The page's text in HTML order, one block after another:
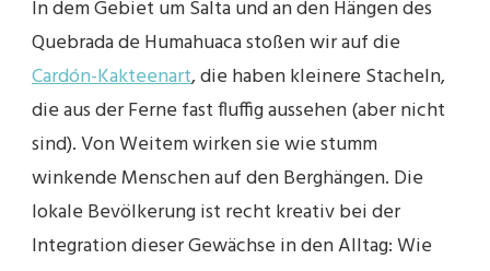
In dem Gebiet um Salta und an den Hängen des
Quebrada de Humahuaca stoßen wir auf die
Cardón-Kakteenart, die haben kleinere Stacheln,
die aus der Ferne fast fluffig aussehen (aber nicht
sind). Von Weitem wirken sie wie stumm
winkende Menschen auf den Berghängen. Die
lokale Bevölkerung ist recht kreativ bei der
Integration dieser Gewächse in den Alltag: Wie